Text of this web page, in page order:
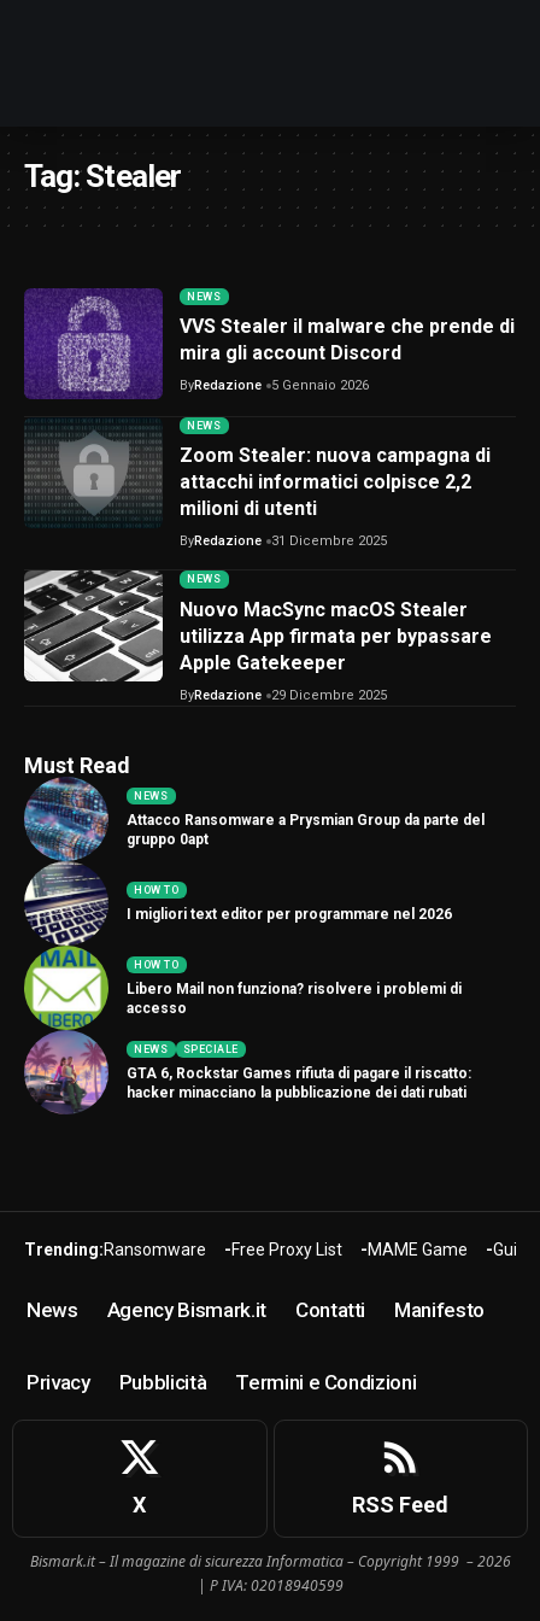
Tag:Stealer
NEWS
VVS Stealer il malware che prende di
mira gli account Discord
ByRedazione 5 Gennaio 2026
NEWS
Zoom Stealer: nuova campagna di
attacchi informatici colpisce 2,2
milioni di utenti
ByRedazione 31 Dicembre 2025
NEWS
Nuovo MacSync macOS Stealer
utilizza App firmata per bypassare
Apple Gatekeeper
ByRedazione 29 Dicembre 2025
Must Read
NEWS
Attacco Ransomware a Prysmian Group da parte del
gruppo 0apt
HOW TO
I migliori text editor per programmare nel 2026
HOW TO
Libero Mail non funziona? risolvere i problemi di
accesso
NEWS SPECIALE
GTA 6, Rockstar Games rifiuta di pagare il riscatto:
hacker minacciano la pubblicazione dei dati rubati
Trending:Ransomware Free Proxy List MAME Game Guide
News Agency Bismark.it Contatti Manifesto
Privacy Pubblicità Termini e Condizioni
X RSS Feed
Bismark.it – Il magazine di sicurezza Informatica – Copyright 1999 – 2026
| P IVA: 02018940599